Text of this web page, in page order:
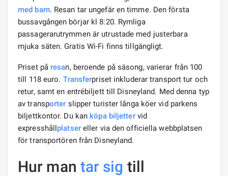
med barn. Resan tar ungefär en timme. Den första
bussavgången börjar kl 8:20. Rymliga
passagerarutrymmen är utrustade med justerbara
mjuka säten. Gratis Wi-Fi finns tillgängligt.
Priset på resan, beroende på säsong, varierar från 100
till 118 euro. Transferpriset inkluderar transport tur och
retur, samt en entrébiljett till Disneyland. Med denna typ
av transporter slipper turister långa köer vid parkens
biljettkontor. Du kan köpa biljettervid
expresshållplatsereller via den officiella webbplatsen
för transportören från Disneyland.
Hur man tar sig till